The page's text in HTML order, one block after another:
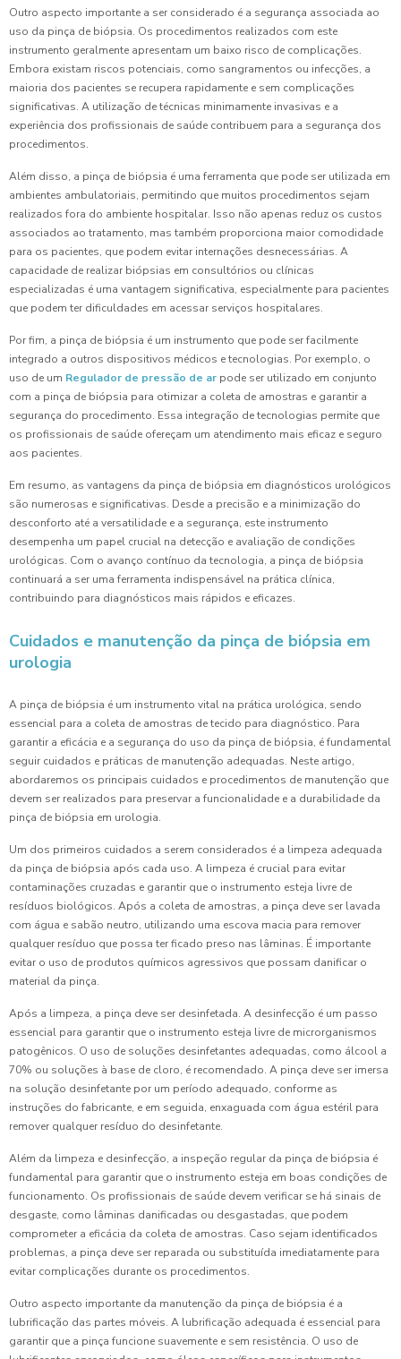
Outro aspecto importante a ser considerado é a segurança associada ao
uso da pinça de biópsia. Os procedimentos realizados com este
instrumento geralmente apresentam um baixo risco de complicações.
Embora existam riscos potenciais, como sangramentos ou infecções, a
maioria dos pacientes se recupera rapidamente e sem complicações
significativas. A utilização de técnicas minimamente invasivas e a
experiência dos profissionais de saúde contribuem para a segurança dos
procedimentos.
Além disso, a pinça de biópsia é uma ferramenta que pode ser utilizada em
ambientes ambulatoriais, permitindo que muitos procedimentos sejam
realizados fora do ambiente hospitalar. Isso não apenas reduz os custos
associados ao tratamento, mas também proporciona maior comodidade
para os pacientes, que podem evitar internações desnecessárias. A
capacidade de realizar biópsias em consultórios ou clínicas
especializadas é uma vantagem significativa, especialmente para pacientes
que podem ter dificuldades em acessar serviços hospitalares.
Por fim, a pinça de biópsia é um instrumento que pode ser facilmente
integrado a outros dispositivos médicos e tecnologias. Por exemplo, o
uso de um Regulador de pressão de ar pode ser utilizado em conjunto
com a pinça de biópsia para otimizar a coleta de amostras e garantir a
segurança do procedimento. Essa integração de tecnologias permite que
os profissionais de saúde ofereçam um atendimento mais eficaz e seguro
aos pacientes.
Em resumo, as vantagens da pinça de biópsia em diagnósticos urológicos
são numerosas e significativas. Desde a precisão e a minimização do
desconforto até a versatilidade e a segurança, este instrumento
desempenha um papel crucial na detecção e avaliação de condições
urológicas. Com o avanço contínuo da tecnologia, a pinça de biópsia
continuará a ser uma ferramenta indispensável na prática clínica,
contribuindo para diagnósticos mais rápidos e eficazes.
Cuidados e manutenção da pinça de biópsia em
urologia
A pinça de biópsia é um instrumento vital na prática urológica, sendo
essencial para a coleta de amostras de tecido para diagnóstico. Para
garantir a eficácia e a segurança do uso da pinça de biópsia, é fundamental
seguir cuidados e práticas de manutenção adequadas. Neste artigo,
abordaremos os principais cuidados e procedimentos de manutenção que
devem ser realizados para preservar a funcionalidade e a durabilidade da
pinça de biópsia em urologia.
Um dos primeiros cuidados a serem considerados é a limpeza adequada
da pinça de biópsia após cada uso. A limpeza é crucial para evitar
contaminações cruzadas e garantir que o instrumento esteja livre de
resíduos biológicos. Após a coleta de amostras, a pinça deve ser lavada
com água e sabão neutro, utilizando uma escova macia para remover
qualquer resíduo que possa ter ficado preso nas lâminas. É importante
evitar o uso de produtos químicos agressivos que possam danificar o
material da pinça.
Após a limpeza, a pinça deve ser desinfetada. A desinfecção é um passo
essencial para garantir que o instrumento esteja livre de microrganismos
patogênicos. O uso de soluções desinfetantes adequadas, como álcool a
70% ou soluções à base de cloro, é recomendado. A pinça deve ser imersa
na solução desinfetante por um período adequado, conforme as
instruções do fabricante, e em seguida, enxaguada com água estéril para
remover qualquer resíduo do desinfetante.
Além da limpeza e desinfecção, a inspeção regular da pinça de biópsia é
fundamental para garantir que o instrumento esteja em boas condições de
funcionamento. Os profissionais de saúde devem verificar se há sinais de
desgaste, como lâminas danificadas ou desgastadas, que podem
comprometer a eficácia da coleta de amostras. Caso sejam identificados
problemas, a pinça deve ser reparada ou substituída imediatamente para
evitar complicações durante os procedimentos.
Outro aspecto importante da manutenção da pinça de biópsia é a
lubrificação das partes móveis. A lubrificação adequada é essencial para
garantir que a pinça funcione suavemente e sem resistência. O uso de